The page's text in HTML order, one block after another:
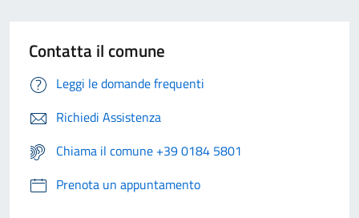
Contatta il comune
Leggi le domande frequenti
Richiedi Assistenza
Chiama il comune +39 0184 5801
Prenota un appuntamento